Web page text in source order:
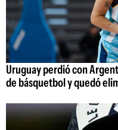
Uruguay perdió con
de básquetbol y quedó